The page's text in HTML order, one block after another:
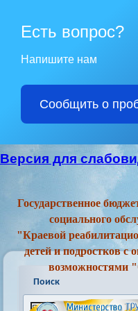
Есть вопрос?
Напишите нам
Сообщить о
Версия для
Государственное
социального
"Краевой
детей и подростков с
возможностями
Поиск